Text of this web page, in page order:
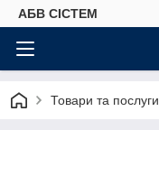
АБВ СІСТЕМ
Товари та послуги